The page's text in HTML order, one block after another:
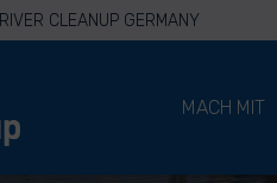
RIVER CLEANUP GERMANY
MACH MIT